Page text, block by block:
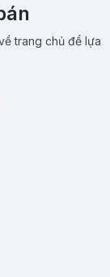
trang chủ để lựa